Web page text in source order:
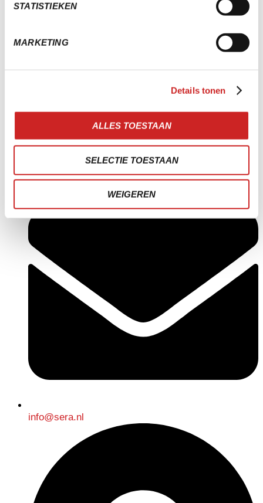
STATISTIEKEN
MARKETING
Details tonen
ALLES TOESTAAN
SELECTIE TOESTAAN
WEIGEREN
+ 31 172 473430
info@sera.nl